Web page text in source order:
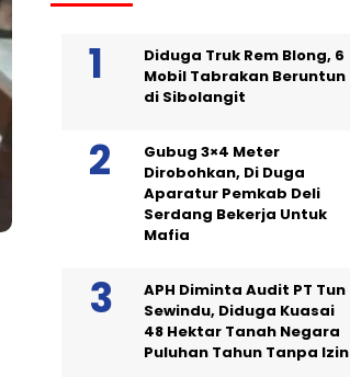
Diduga Truk Rem Blong, 6
Mobil Tabrakan Beruntun
di Sibolangit
Gubug 3×4 Meter
Dirobohkan, Di Duga
Aparatur Pemkab Deli
Serdang Bekerja Untuk
Mafia
APH Diminta Audit PT Tun
Sewindu, Diduga Kuasai
48 Hektar Tanah Negara
Puluhan Tahun Tanpa Izin